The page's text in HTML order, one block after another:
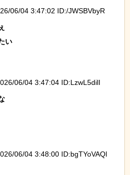
06/04 3:47:02 ID:/JWSBVbyR
い
06/04 3:47:04 ID:LzwL5dilI
06/04 3:48:00 ID:bgTYoVAQl